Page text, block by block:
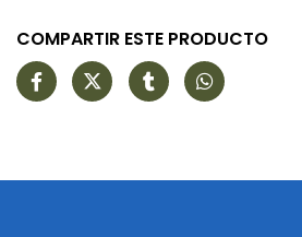
COMPARTIR ESTE PRODUCTO